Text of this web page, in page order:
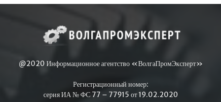
@2020 Информационное агентство «ВолгаПромЭксперт»
Регистрационный номер:
серия ИА № ФС 77 – 77915 от 19.02.2020